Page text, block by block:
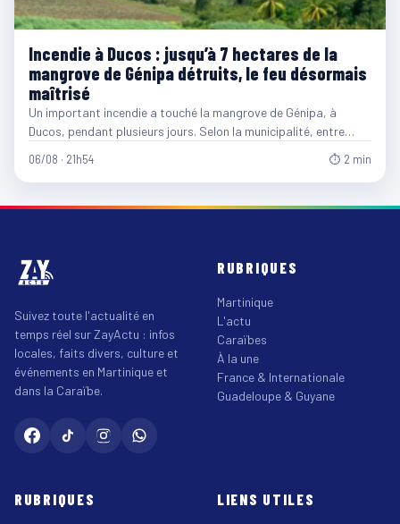
Incendie à Ducos : jusqu’à 7 hectares de la
mangrove de Génipa détruits, le feu désormais
maîtrisé
Un important incendie a touché la mangrove de Génipa, à
Ducos, pendant plusieurs jours. Selon la municipalité, entre…
06/08 · 21h54 ⏱ 2 min
Suivez toute l'actualité en
temps réel sur ZayActu : infos
locales, faits divers, culture et
événements en Martinique et
dans la Caraïbe.
RUBRIQUES
Martinique
L'actu
Caraïbes
À la une
France & Internationale
Guadeloupe & Guyane
RUBRIQUES LIENS UTILES